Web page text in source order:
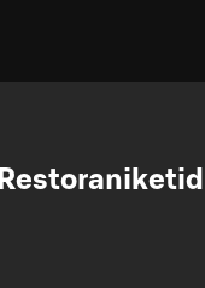
Restoraniketid